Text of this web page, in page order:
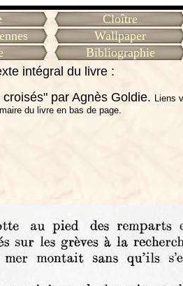
Cloître
Wallpaper
Bibliographie
intégral du livre :
par Agnès Goldie. Liens
du livre en bas de page.